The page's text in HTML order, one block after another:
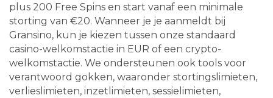
plus 200 Free Spins en start vanaf een minimale
storting van €20. Wanneer je je aanmeldt bij
Gransino, kun je kiezen tussen onze standaard
casino-welkomstactie in EUR of een crypto-
welkomstactie. We ondersteunen ook tools voor
verantwoord gokken, waaronder stortingslimieten,
verlieslimieten, inzetlimieten, sessielimieten,